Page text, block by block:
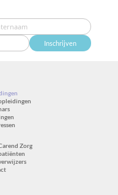
Inschrijven
Zorg